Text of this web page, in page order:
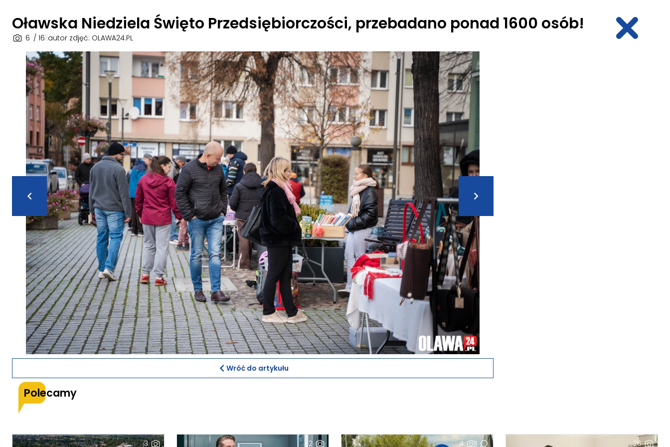
Oławska Niedziela Święto Przedsiębiorczości, przebadano ponad 1600 osób!
6 / 16 autor zdjęć: OLAWA24.PL
Wróć do artykułu
Polecamy
3 2 4 1 26